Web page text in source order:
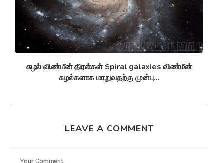
சுழல் விண்மீன் திரள்கள் Spiral galaxies விண்மீன்
சுழல்களாக மாறுவதற்கு முன்பு...
LEAVE A COMMENT